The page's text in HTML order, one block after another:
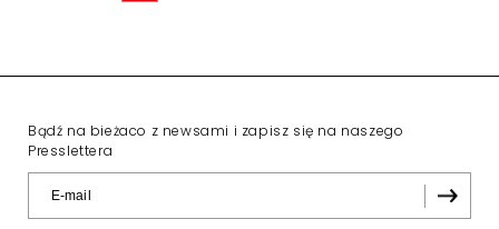
Bądź na bieżaco z newsami i zapisz się na naszego
Presslettera